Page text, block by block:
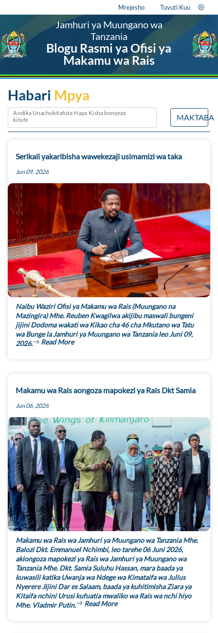
Mrejesho Tuvuti Kuu
Jamhuri ya Muungano wa
Tanzania
Blogu Rasmi ya Ofisi ya
Makamu wa Rais
Habari Mpya
Andika Unachokitafuta Hapa Kisha bonyeza
kitufe MAKTABA
Serikali yakaribisha wawekezaji usimamizi wa taka
Jun 09, 2026
Naibu Waziri Ofisi ya Makamu wa Rais (Muungano na
Mazingira) Mhe. Reuben Kwagilwa akijibu maswali bungeni
jijini Dodoma wakati wa Kikao cha 46 cha Mkutano wa Tatu
wa Bunge la Jamhuri ya Muungano wa Tanzania leo Juni 09,
2026.
Read More
Makamu wa Rais aongoza mapokezi ya Rais Dkt Samia
Jun 06, 2026
Makamu wa Rais wa Jamhuri ya Muungano wa Tanzania Mhe.
Balozi Dkt. Emmanuel Nchimbi, leo tarehe 06 Juni 2026,
akiongoza mapokezi ya Rais wa Jamhuri ya Muungano wa
Tanzania Mhe. Dkt. Samia Suluhu Hassan, mara baada ya
kuwasili katika Uwanja wa Ndege wa Kimataifa wa Julius
Nyerere Jijini Dar es Salaam, baada ya kuhitimisha Ziara ya
Kitaifa nchini Urusi kufuatia mwaliko wa Rais wa nchi hiyo
Mhe. Vladmir Putin.
Read More